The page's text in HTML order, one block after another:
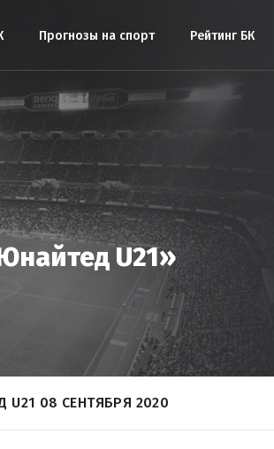
Прогнозы на спорт Рейтинг БК
U21»
08 СЕНТЯБРЯ 2020